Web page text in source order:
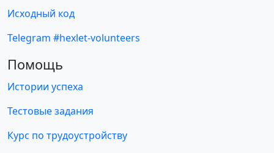
Исходный код
Telegram #hexlet-volunteers
Помощь
Истории успеха
Тестовые задания
Курс по трудоустройству